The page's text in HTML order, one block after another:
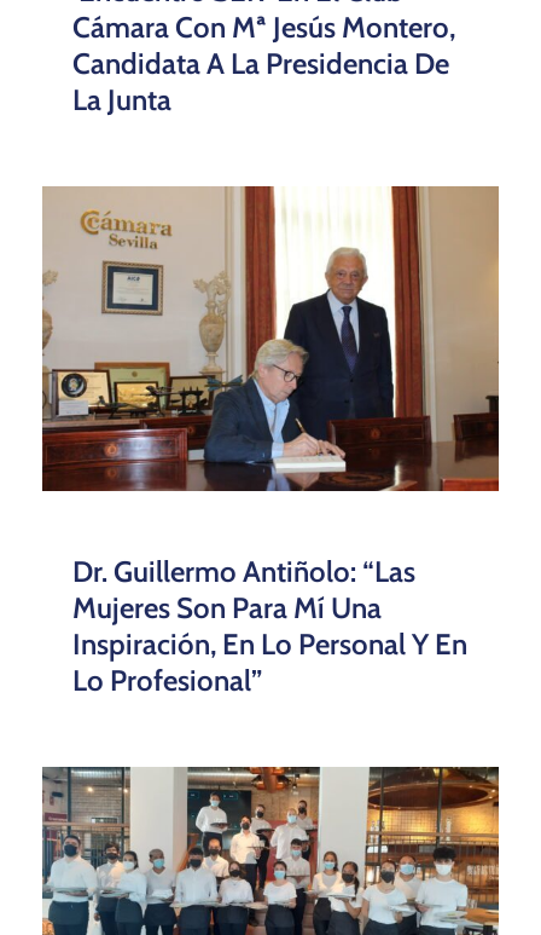
Cámara Con Mª Jesús Montero,
Candidata A La Presidencia De
La Junta
Dr. Guillermo Antiñolo: “Las
Mujeres Son Para Mí Una
Inspiración, En Lo Personal Y En
Lo Profesional”